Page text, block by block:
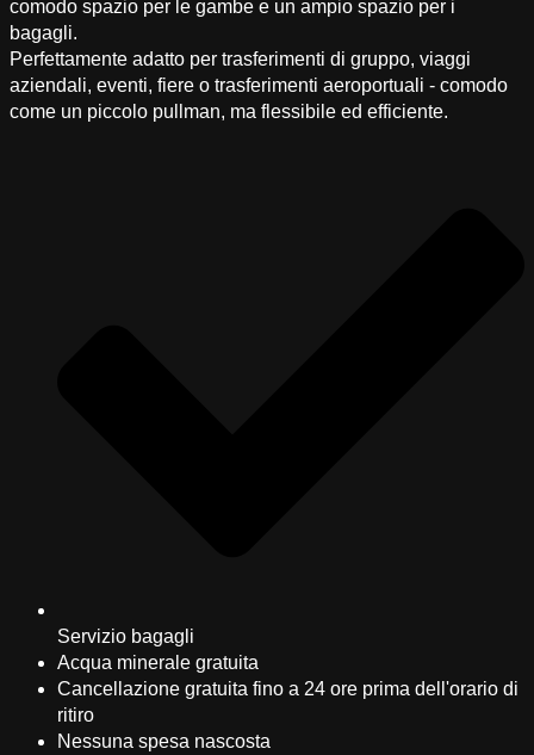
comodo spazio per le gambe e un ampio spazio per i
bagagli.
Perfettamente adatto per trasferimenti di gruppo, viaggi
aziendali, eventi, fiere o trasferimenti aeroportuali - comodo
come un piccolo pullman, ma flessibile ed efficiente.
Servizio bagagli
Acqua minerale gratuita
Cancellazione gratuita fino a 24 ore prima dell'orario di
ritiro
Nessuna spesa nascosta